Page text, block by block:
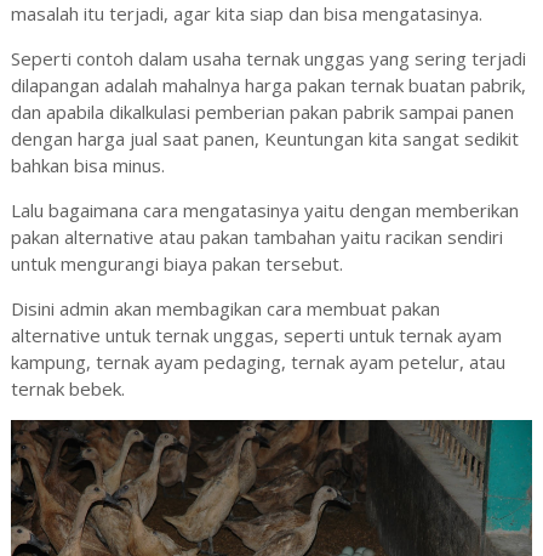
masalah itu terjadi, agar kita siap dan bisa mengatasinya.
Seperti contoh dalam usaha ternak unggas yang sering terjadi
dilapangan adalah mahalnya harga pakan ternak buatan pabrik,
dan apabila dikalkulasi pemberian pakan pabrik sampai panen
dengan harga jual saat panen, Keuntungan kita sangat sedikit
bahkan bisa minus.
Lalu bagaimana cara mengatasinya yaitu dengan memberikan
pakan alternative atau pakan tambahan yaitu racikan sendiri
untuk mengurangi biaya pakan tersebut.
Disini admin akan membagikan cara membuat pakan
alternative untuk ternak unggas, seperti untuk ternak ayam
kampung, ternak ayam pedaging, ternak ayam petelur, atau
ternak bebek.